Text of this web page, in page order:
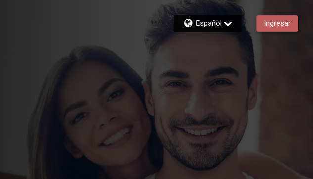
Español Ingresar